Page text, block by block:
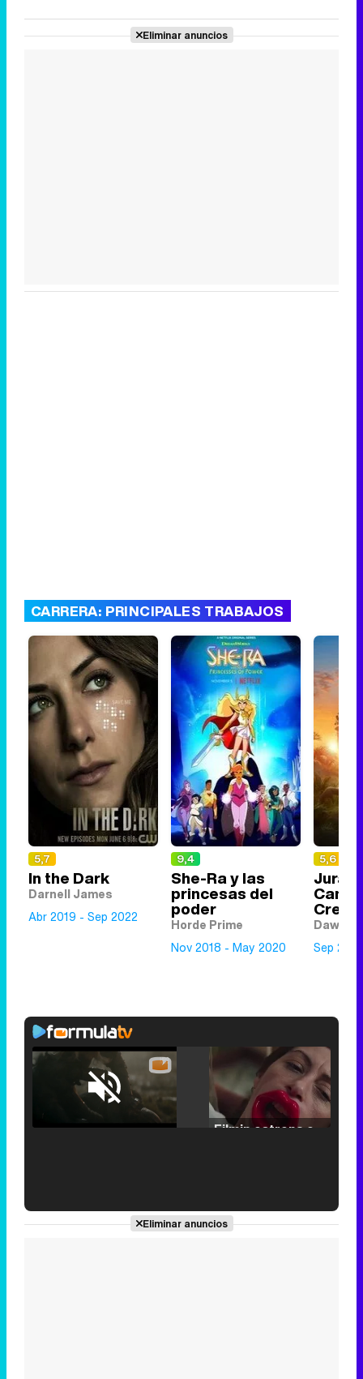
Eliminar anuncios
CARRERA: PRINCIPALES TRABAJOS
5,7
In the Dark
Darnell James
Abr 2019 - Sep 2022
9,4
She-Ra y las
princesas del
poder
Horde Prime
Nov 2018 - May 2020
5,6
Dawson
Sep
Unmute /
Loaded :
'120 Minutos' celebra sus 2.000 programas en Telemadrid con un vídeo del día a día en la redacción
Eliminar anuncios